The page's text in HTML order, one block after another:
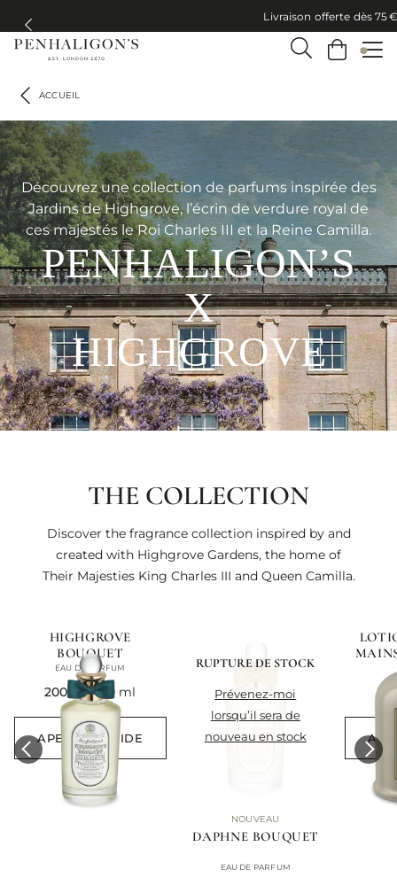
Livraison offerte dès 75 €Livraison offerte dès 75
ACCUEIL
PENHALIGON’S
X
HIGHGROVE
Découvrez une collection de parfums inspirée des
Jardins de Highgrove, l’écrin de verdure royal de
ces majestés le Roi Charles III et la Reine Camilla.
THE COLLECTION
Discover the fragrance collection inspired by and
created with Highgrove Gardens, the home of
Their Majesties King Charles III and Queen Camilla.
HIGHGROVE
BOUQUET
EAU DE PARFUM
current price
200 €
100 ml
APERÇU RAPIDE
RUPTURE DE STOCK
prévenez-moi
lorsqu’il sera de
nouveau en stock
NOUVEAU
DAPHNE BOUQUET
EAU DE PARFUM
60